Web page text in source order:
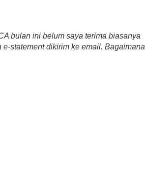
bulan ini belum saya terima biasanya
statement dikirim ke email. Bagaimana